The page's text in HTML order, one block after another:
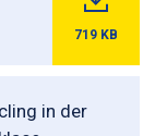
719 KB
in der